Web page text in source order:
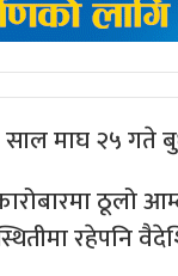
माघ २५ गते
ठूलो
रहेपनि